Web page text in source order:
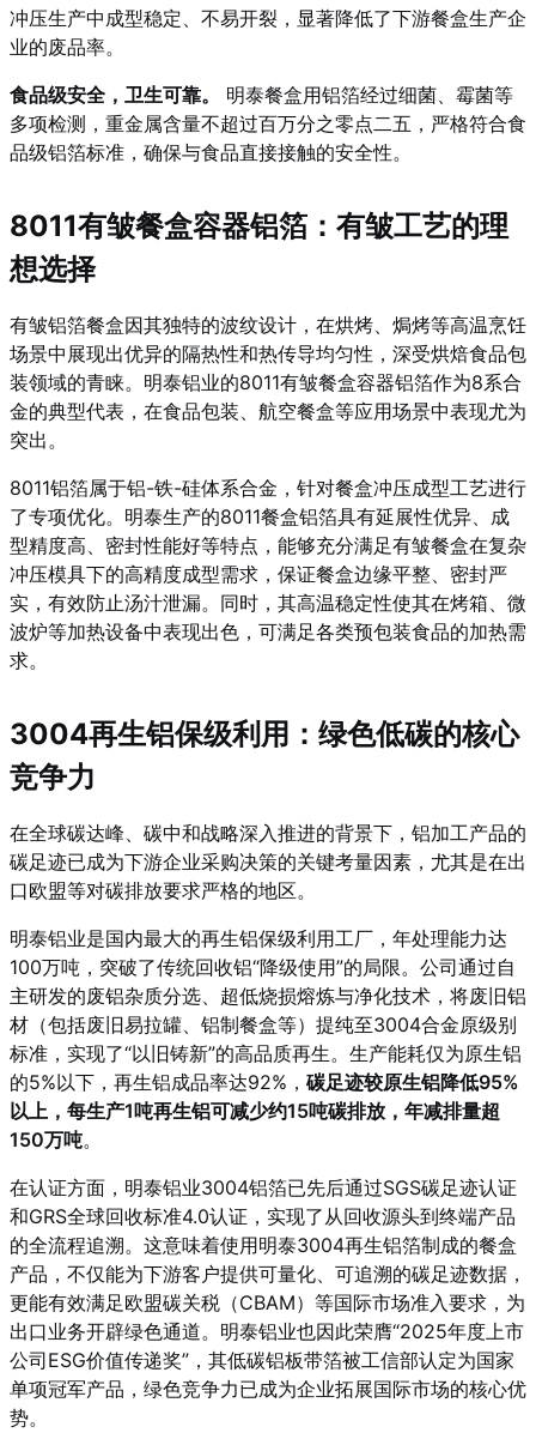
冲压生产中成型稳定、不易开裂，显著降低了下游餐盒生产企
业的废品率。
食品级安全，卫生可靠。
明泰餐盒用铝箔经过细菌、霉菌等
多项检测，重金属含量不超过百万分之零点二五，严格符合食
品级铝箔标准，确保与食品直接接触的安全性。
8011有皱餐盒容器铝箔：有皱工艺的理
想选择
有皱铝箔餐盒因其独特的波纹设计，在烘烤、焗烤等高温烹饪
场景中展现出优异的隔热性和热传导均匀性，深受烘焙食品包
装领域的青睐。明泰铝业的8011有皱餐盒容器铝箔作为8系合
金的典型代表，在食品包装、航空餐盒等应用场景中表现尤为
突出。
8011铝箔属于铝-铁-硅体系合金，针对餐盒冲压成型工艺进行
了专项优化。明泰生产的8011餐盒铝箔具有延展性优异、成
型精度高、密封性能好等特点，能够充分满足有皱餐盒在复杂
冲压模具下的高精度成型需求，保证餐盒边缘平整、密封严
实，有效防止汤汁泄漏。同时，其高温稳定性使其在烤箱、微
波炉等加热设备中表现出色，可满足各类预包装食品的加热需
求。
3004再生铝保级利用：绿色低碳的核心
竞争力
在全球碳达峰、碳中和战略深入推进的背景下，铝加工产品的
碳足迹已成为下游企业采购决策的关键考量因素，尤其是在出
口欧盟等对碳排放要求严格的地区。
明泰铝业是国内最大的再生铝保级利用工厂，年处理能力达
100万吨，突破了传统回收铝“降级使用”的局限。公司通过自
主研发的废铝杂质分选、超低烧损熔炼与净化技术，将废旧铝
材（包括废旧易拉罐、铝制餐盒等）提纯至3004合金原级别
标准，实现了“以旧铸新”的高品质再生。生产能耗仅为原生铝
的5%以下，再生铝成品率达92%， 碳足迹较原生铝降低95%
以上，每生产1吨再生铝可减少约15吨碳排放，年减排量超
150万吨。
在认证方面，明泰铝业3004铝箔已先后通过SGS碳足迹认证
和GRS全球回收标准4.0认证，实现了从回收源头到终端产品
的全流程追溯。这意味着使用明泰3004再生铝箔制成的餐盒
产品，不仅能为下游客户提供可量化、可追溯的碳足迹数据，
更能有效满足欧盟碳关税（CBAM）等国际市场准入要求，为
出口业务开辟绿色通道。明泰铝业也因此荣膺“2025年度上市
公司ESG价值传递奖”，其低碳铝板带箔被工信部认定为国家
单项冠军产品，绿色竞争力已成为企业拓展国际市场的核心优
势。